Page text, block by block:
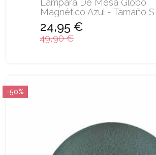
Lámpara De Mesa Globo
Magnético Azul - Tamaño S
24,95 €
49,90 €
-50%